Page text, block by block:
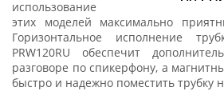
использование
этих моделей максимально
Горизонтальное исполнение
PRW120RU обеспечит
разговоре по спикерфону, а
быстро и надежно поместить трубку